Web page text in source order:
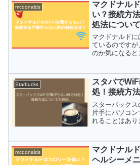
mcdonalds
マクドナル
い？接続方
処法につい
マクドナルド
ているのです
のか気になる
か、繋がらな
ていきましょう
Starbucks
スタバで
処！接続方
スターバック
片手にパソコ
れることはあり
すよね…スタ
が使えるので
かと思います...
mcdonalds
マクドナル
ヘルシーメ